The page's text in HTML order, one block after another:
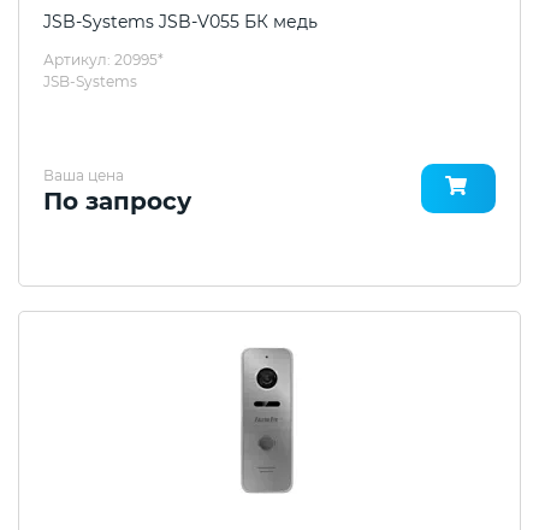
JSB-Systems JSB-V055 БК медь
Артикул: 20995*
JSB-Systems
Ваша цена
По запросу